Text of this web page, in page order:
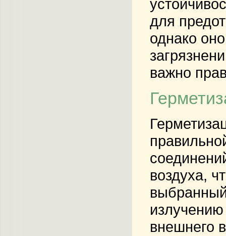
для
однако
важно
воздуха,
внешнего